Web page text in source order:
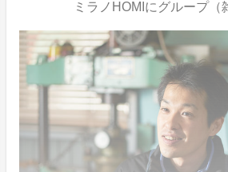
ミラノHOMIにグループ（雑